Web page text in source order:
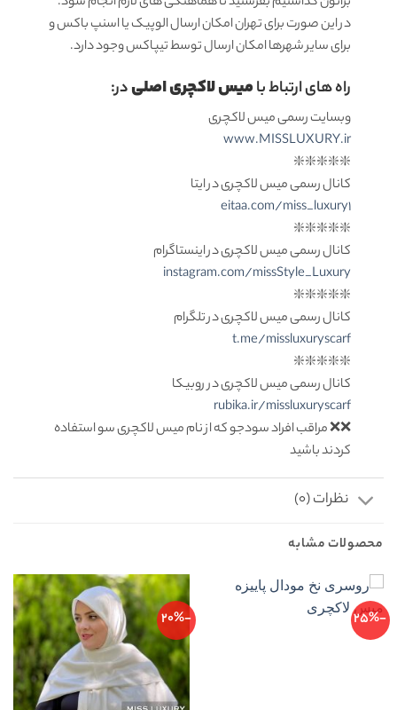
در این صورت برای تهران امکان ارسال الوپیک یا اسنپ باکس و
برای سایر شهرها امکان ارسال توسط تیپاکس وجود دارد.
راه های ارتباط بامیس لاکچری اصلیدر:
وبسایت رسمی میس لاکچری
www.MISSLUXURY.ir
❇️❇️❇️❇️❇️
کانال رسمی میس لاکچری در ایتا
eitaa.com/miss_luxury1
❇️❇️❇️❇️❇️
کانال رسمی میس لاکچری در اینستاگرام
instagram.com/missStyle_Luxury
❇️❇️❇️❇️❇️
کانال رسمی میس لاکچری در تلگرام
t.me/missluxuryscarf
❇️❇️❇️❇️❇️
کانال رسمی میس لاکچری در روبیکا
rubika.ir/missluxuryscarf
❌❌ مراقب افراد سودجو که از نام میس لاکچری سو استفاده
کردند باشید
نظرات (0)
محصولات مشابه
-25%
-20%